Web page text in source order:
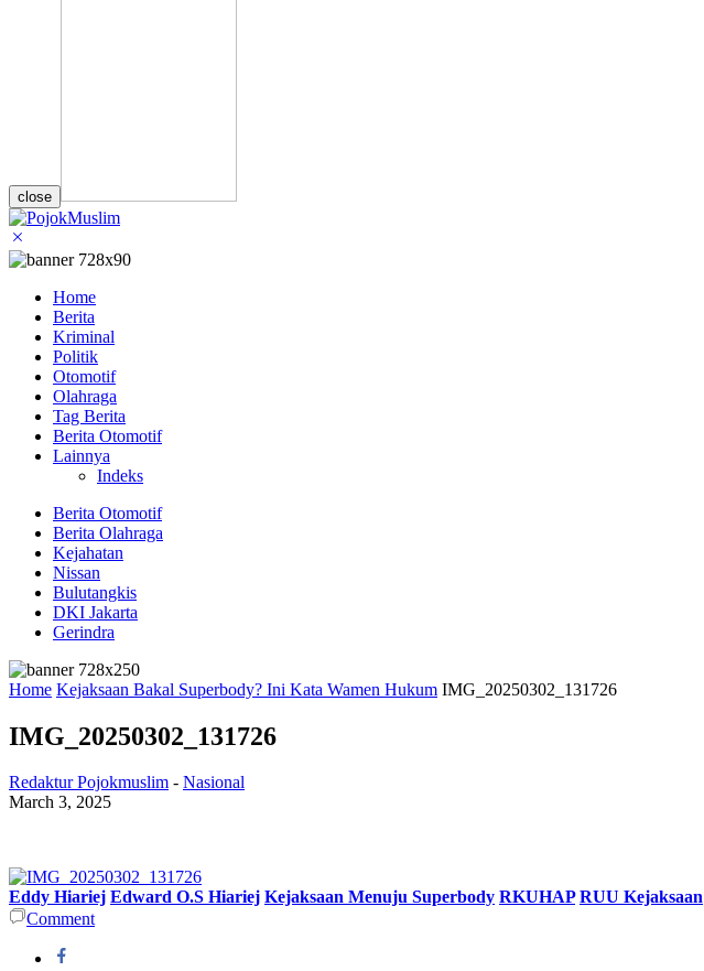
close
Home
Berita
Kriminal
Politik
Otomotif
Olahraga
Tag Berita
Berita Otomotif
Lainnya
Indeks
Berita Otomotif
Berita Olahraga
Kejahatan
Nissan
Bulutangkis
DKI Jakarta
Gerindra
Home Kejaksaan Bakal Superbody? Ini Kata Wamen Hukum IMG_20250302_131726
IMG_20250302_131726
Redaktur Pojokmuslim - Nasional
March 3, 2025
Eddy Hiariej Edward O.S Hiariej Kejaksaan Menuju Superbody RKUHAP RUU Kejaksaan
Comment